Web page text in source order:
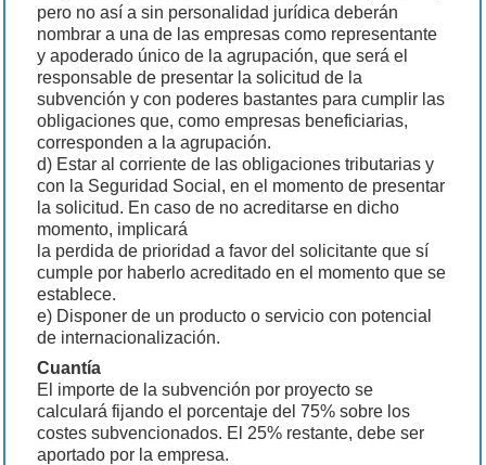
pero no así a sin personalidad jurídica deberán
nombrar a una de las empresas como representante
y apoderado único de la agrupación, que será el
responsable de presentar la solicitud de la
subvención y con poderes bastantes para cumplir las
obligaciones que, como empresas beneficiarias,
corresponden a la agrupación.
d) Estar al corriente de las obligaciones tributarias y
con la Seguridad Social, en el momento de presentar
la solicitud. En caso de no acreditarse en dicho
momento, implicará
la perdida de prioridad a favor del solicitante que sí
cumple por haberlo acreditado en el momento que se
establece.
e) Disponer de un producto o servicio con potencial
de internacionalización.
Cuantía
El importe de la subvención por proyecto se
calculará fijando el porcentaje del 75% sobre los
costes subvencionados. El 25% restante, debe ser
aportado por la empresa.